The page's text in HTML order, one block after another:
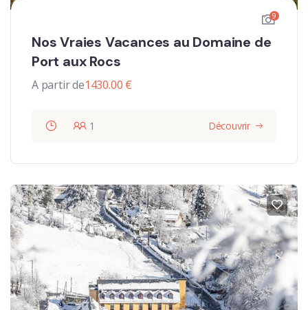
9
Nos Vraies Vacances au Domaine de
Port aux Rocs
A partir de1430.00 €
1 Découvrir